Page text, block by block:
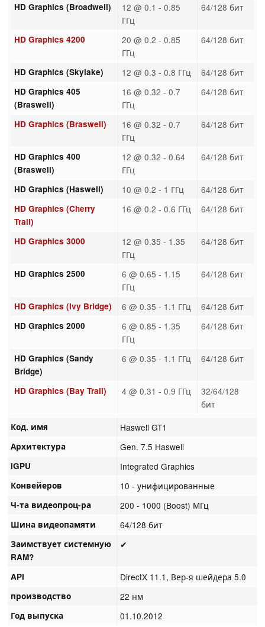
HD Graphics (Broadwell)
12 @ 0.1 - 0.85
ГГц
64/128 бит
HD Graphics 4200
20 @ 0.2 - 0.85
ГГц
64/128 бит
HD Graphics (Skylake) 12 @ 0.3 - 0.8 ГГц 64/128 бит
HD Graphics 405
(Braswell)
16 @ 0.32 - 0.7
ГГц
64/128 бит
HD Graphics (Braswell)
16 @ 0.32 - 0.7
ГГц
64/128 бит
HD Graphics 400
(Braswell)
12 @ 0.32 - 0.64
ГГц
64/128 бит
HD Graphics (Haswell) 10 @ 0.2 - 1 ГГц 64/128 бит
HD Graphics (Cherry
Trail)
16 @ 0.2 - 0.6 ГГц 64/128 бит
HD Graphics 3000
12 @ 0.35 - 1.35
ГГц
64/128 бит
HD Graphics 2500
6 @ 0.65 - 1.15
ГГц
64/128 бит
HD Graphics (Ivy Bridge) 6 @ 0.35 - 1.1 ГГц 64/128 бит
HD Graphics 2000
6 @ 0.85 - 1.35
ГГц
64/128 бит
HD Graphics (Sandy
Bridge)
6 @ 0.35 - 1.1 ГГц 64/128 бит
HD Graphics (Bay Trail) 4 @ 0.31 - 0.9 ГГц
32/64/128
бит
Код. имя Haswell GT1
Архитектура Gen. 7.5 Haswell
iGPU Integrated Graphics
Конвейеров 10 - унифицированные
Ч-та видеопроц-ра 200 - 1000 (Boost) МГц
Шина видеопамяти 64/128 бит
Заимствует системную
RAM?
✔
API DirectX 11.1, Вер-я шейдера 5.0
производство 22 нм
Год выпуска 01.10.2012